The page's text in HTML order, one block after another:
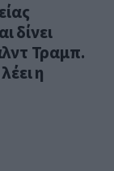
δίνει
Τραμπ.
η